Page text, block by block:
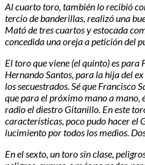
Al cuarto toro, también lo recibió
tercio de banderillas, realizó una
Mató de tres cuartos y estocada
concedida una oreja a petición del
El toro que viene (el quinto) es para
Hernando Santos, para la hija del
los secuestrados. Sé que Francisco
que para el próximo mano a mano,
radio el diestro Gitanillo. En este
características, poco pudo hacer el
lucimiento por todos los medios.
En el sexto, un toro sin clase,